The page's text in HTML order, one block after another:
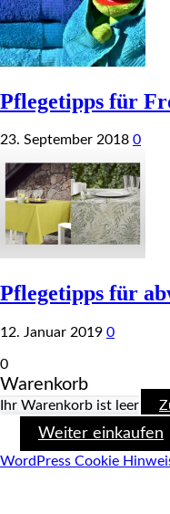
Pflegetipps für
23. September 2018 0
Pflegetipps für
12. Januar 2019 0
0
Warenkorb
Ihr Warenkorb ist leer
Weiter einkaufen
WordPress Cookie